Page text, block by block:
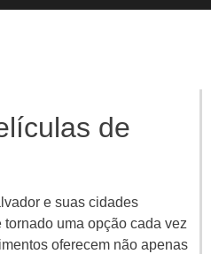
de
e suas cidades
tornado uma opção cada vez
oferecem não apenas